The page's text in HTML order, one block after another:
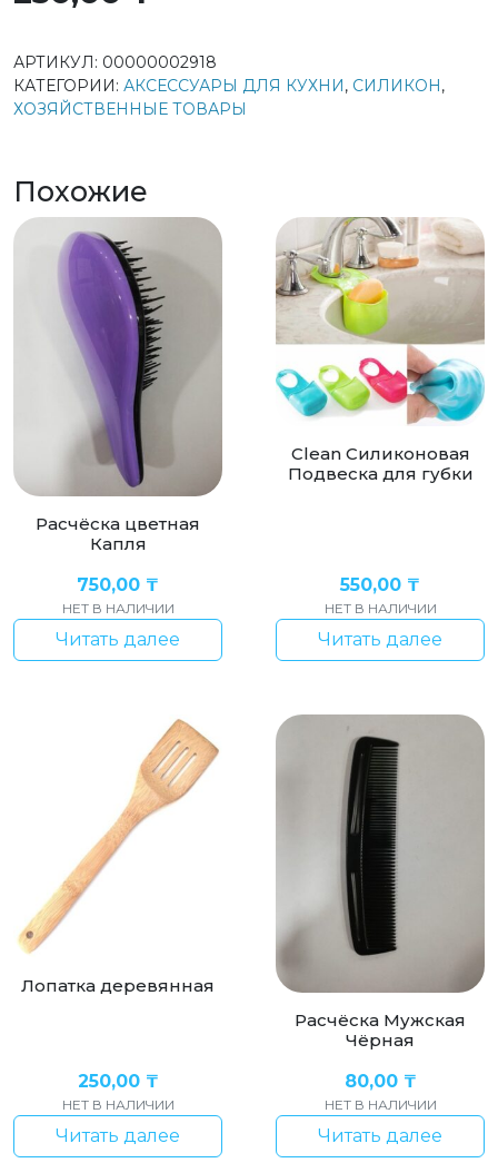
АРТИКУЛ: 00000002918
КАТЕГОРИИ: АКСЕССУАРЫ ДЛЯ КУХНИ, СИЛИКОН,
ХОЗЯЙСТВЕННЫЕ ТОВАРЫ
Похожие
Расчёска цветная
Капля
750,00 ₸
НЕТ В НАЛИЧИИ
Читать далее
Clean Силиконовая
Подвеска для губки
550,00 ₸
НЕТ В НАЛИЧИИ
Читать далее
Лопатка деревянная
250,00 ₸
НЕТ В НАЛИЧИИ
Читать далее
Расчёска Мужская
Чёрная
80,00 ₸
НЕТ В НАЛИЧИИ
Читать далее